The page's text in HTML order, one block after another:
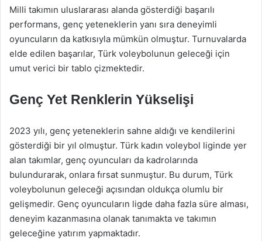
Milli takımın uluslararası alanda gösterdiği başarılı
performans, genç yeteneklerin yanı sıra deneyimli
oyuncuların da katkısıyla mümkün olmuştur. Turnuvalarda
elde edilen başarılar, Türk voleybolunun geleceği için
umut verici bir tablo çizmektedir.
Genç Yet Renklerin Yükselişi
2023 yılı, genç yeteneklerin sahne aldığı ve kendilerini
gösterdiği bir yıl olmuştur. Türk kadın voleybol liginde yer
alan takımlar, genç oyuncuları da kadrolarında
bulundurarak, onlara fırsat sunmuştur. Bu durum, Türk
voleybolunun geleceği açısından oldukça olumlu bir
gelişmedir. Genç oyuncuların ligde daha fazla süre alması,
deneyim kazanmasına olanak tanımakta ve takımın
geleceğine yatırım yapmaktadır.